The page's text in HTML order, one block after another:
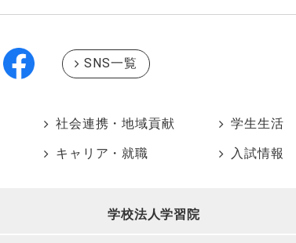
SNS一覧
社会連携・地域貢献
学生生活
キャリア・就職 入試情報
学校法人学習院